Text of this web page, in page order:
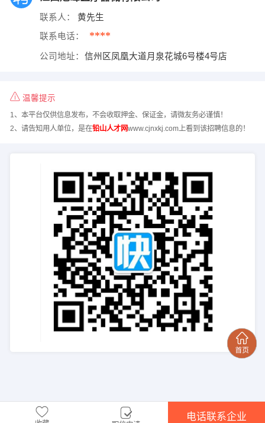
联系人： 黄先生
联系电话： ****
公司地址： 信州区凤凰大道月泉花城6号楼4号店
温馨提示
1、本平台仅供信息发布，不会收取押金、保证金，请微友务必谨慎！
2、请告知用人单位，是在铅山人才网www.cjnxkj.com上看到该招聘信息的！
电话联系企业